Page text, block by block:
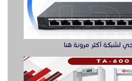
لشبكة أكثر مرونة هنا